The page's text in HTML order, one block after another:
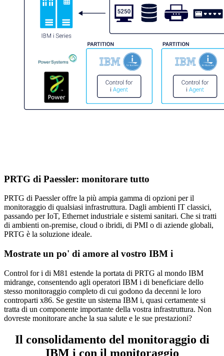
PRTG di Paessler: monitorare tutto
PRTG di Paessler offre la più ampia gamma di opzioni per il
monitoraggio di qualsiasi infrastruttura. Dagli ambienti IT classici,
passando per IoT, Ethernet industriale e sistemi sanitari. Che si tratti
di ambienti on-premise, cloud o ibridi, di PMI o di aziende globali,
PRTG è la soluzione ideale.
Mostrate un po' di amore al vostro IBM i
Control for i di M81 estende la portata di PRTG al mondo IBM
midrange, consentendo agli operatori IBM i di beneficiare dello
stesso monitoraggio completo di cui godono da decenni le loro
controparti x86. Se gestite un sistema IBM i, quasi certamente si
tratta di un componente importante della vostra infrastruttura. Non
dovreste monitorare anche la sua salute e le sue prestazioni?
Il consolidamento del monitoraggio di
IBM i con il monitoraggio